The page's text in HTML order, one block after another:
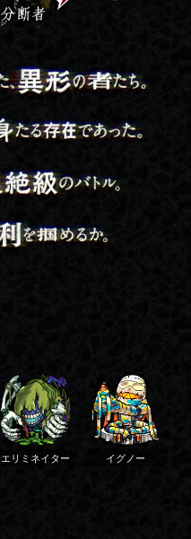
断の化身たる存在であった。 未知なる敵
エリミネイター イグノー